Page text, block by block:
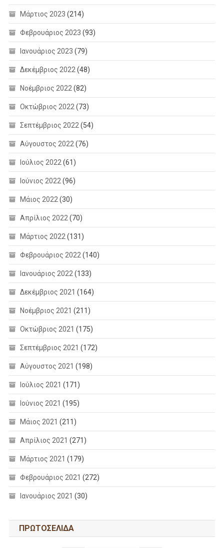
Μάρτιος 2023 (214)
Φεβρουάριος 2023 (93)
Ιανουάριος 2023 (79)
Δεκέμβριος 2022 (48)
Νοέμβριος 2022 (82)
Οκτώβριος 2022 (73)
Σεπτέμβριος 2022 (54)
Αύγουστος 2022 (76)
Ιούλιος 2022 (61)
Ιούνιος 2022 (96)
Μάιος 2022 (30)
Απρίλιος 2022 (70)
Μάρτιος 2022 (131)
Φεβρουάριος 2022 (140)
Ιανουάριος 2022 (133)
Δεκέμβριος 2021 (164)
Νοέμβριος 2021 (211)
Οκτώβριος 2021 (175)
Σεπτέμβριος 2021 (172)
Αύγουστος 2021 (198)
Ιούλιος 2021 (171)
Ιούνιος 2021 (195)
Μάιος 2021 (211)
Απρίλιος 2021 (271)
Μάρτιος 2021 (179)
Φεβρουάριος 2021 (272)
Ιανουάριος 2021 (30)
ΠΡΩΤΟΣΕΛΙΔΑ